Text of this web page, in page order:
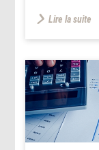
Lire la suite